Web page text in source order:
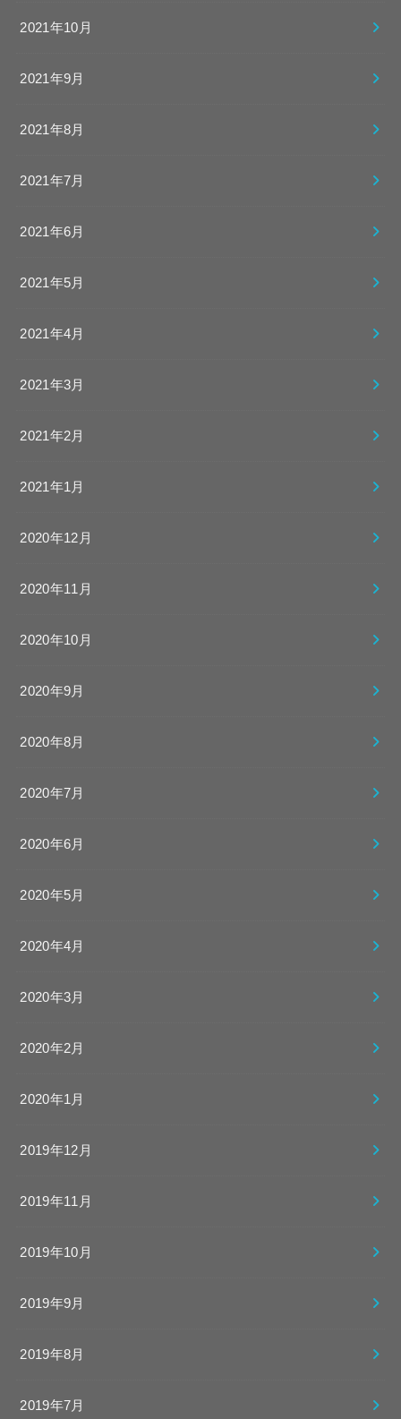
2021年10月
2021年9月
2021年8月
2021年7月
2021年6月
2021年5月
2021年4月
2021年3月
2021年2月
2021年1月
2020年12月
2020年11月
2020年10月
2020年9月
2020年8月
2020年7月
2020年6月
2020年5月
2020年4月
2020年3月
2020年2月
2020年1月
2019年12月
2019年11月
2019年10月
2019年9月
2019年8月
2019年7月